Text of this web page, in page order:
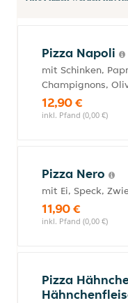
Pizza Napoli
mit Schinken,
Champignons,
12,90 €
inkl. Pfand (0,00 €)
Pizza Nero
mit Ei, Speck,
11,90 €
inkl. Pfand (0,00 €)
Pizza